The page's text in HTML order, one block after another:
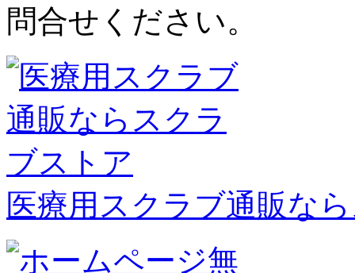
問合せください。
医療用スクラブ通販な